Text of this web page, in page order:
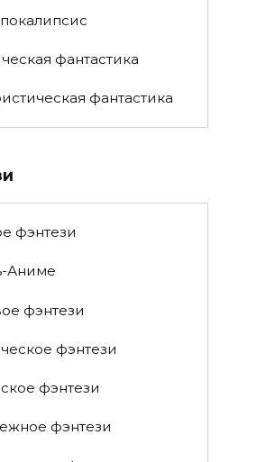
фантастика
фантастика
фэнтези
Аниме
фэнтези
фэнтези
фэнтези
фэнтези